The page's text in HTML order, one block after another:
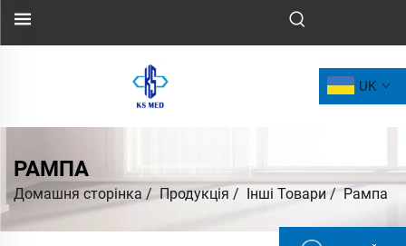
UK
РАМПА
Домашня сторінка / Продукція / Інші Товари /Рампа